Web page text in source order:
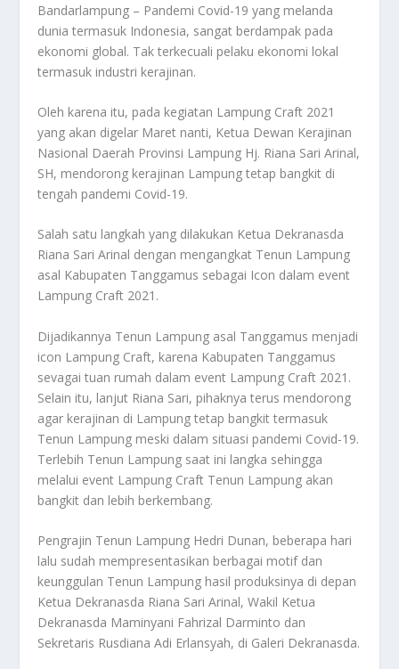
Bandarlampung – Pandemi Covid-19 yang melanda
dunia termasuk Indonesia, sangat berdampak pada
ekonomi global. Tak terkecuali pelaku ekonomi lokal
termasuk industri kerajinan.
Oleh karena itu, pada kegiatan Lampung Craft 2021
yang akan digelar Maret nanti, Ketua Dewan Kerajinan
Nasional Daerah Provinsi Lampung Hj. Riana Sari Arinal,
SH, mendorong kerajinan Lampung tetap bangkit di
tengah pandemi Covid-19.
Salah satu langkah yang dilakukan Ketua Dekranasda
Riana Sari Arinal dengan mengangkat Tenun Lampung
asal Kabupaten Tanggamus sebagai Icon dalam event
Lampung Craft 2021.
Dijadikannya Tenun Lampung asal Tanggamus menjadi
icon Lampung Craft, karena Kabupaten Tanggamus
sevagai tuan rumah dalam event Lampung Craft 2021.
Selain itu, lanjut Riana Sari, pihaknya terus mendorong
agar kerajinan di Lampung tetap bangkit termasuk
Tenun Lampung meski dalam situasi pandemi Covid-19.
Terlebih Tenun Lampung saat ini langka sehingga
melalui event Lampung Craft Tenun Lampung akan
bangkit dan lebih berkembang.
Pengrajin Tenun Lampung Hedri Dunan, beberapa hari
lalu sudah mempresentasikan berbagai motif dan
keunggulan Tenun Lampung hasil produksinya di depan
Ketua Dekranasda Riana Sari Arinal, Wakil Ketua
Dekranasda Maminyani Fahrizal Darminto dan
Sekretaris Rusdiana Adi Erlansyah, di Galeri Dekranasda.